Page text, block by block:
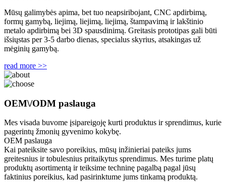
Mūsų galimybės apima, bet tuo neapsiribojant, CNC apdirbimą,
formų gamybą, liejimą, liejimą, liejimą, štampavimą ir lakštinio
metalo apdirbimą bei 3D spausdinimą. Greitasis prototipas gali būti
išsiųstas per 3-5 darbo dienas, specialus skyrius, atsakingas už
mėginių gamybą.
read more >>
OEM\/ODM paslauga
Mes visada buvome įsipareigoję kurti produktus ir sprendimus, kurie
pagerintų žmonių gyvenimo kokybę.
OEM paslauga
Kai pateiksite savo poreikius, mūsų inžinieriai pateiks jums
greitesnius ir tobulesnius pritaikytus sprendimus. Mes turime platų
produktų asortimentą ir teiksime techninę pagalbą pagal jūsų
faktinius poreikius, kad pasirinktume jums tinkamą produktą.